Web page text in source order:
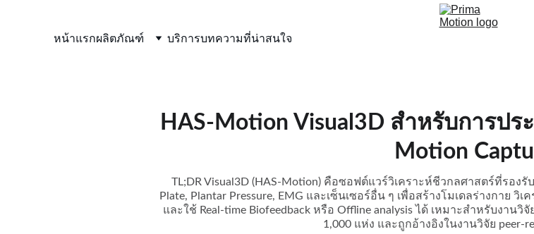
หน้าแรกผลิตภัณฑ์ บริการบทความที่น่าสนใจ
HAS-Motion Visual3D สำหรับการป
Motion
TL;DR Visual3D (HAS-Motion) คือซอฟต์แวร์วิเคราะห์ชีวกลศาสตร์ที่รองรั
Plate, Plantar Pressure, EMG และเซ็นเซอร์อื่น ๆ เพื่อสร้างโมเดลร่างกาย
และใช้ Real-time Biofeedback หรือ Offline analysis ได้ เหมาะสำหรับงา
1,000 แห่ง และถูกอ้างอิงในงานวิจัย peer-